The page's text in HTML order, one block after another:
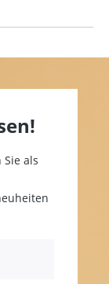
als